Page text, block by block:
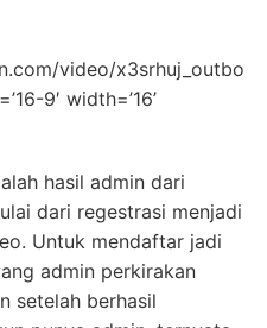
video/x3srhuj_outbo
9′ width=’16’
hasil admin dari
dari regestrasi menjadi
Untuk mendaftar jadi
admin perkirakan
setelah berhasil